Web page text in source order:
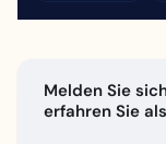
Melden Sie
erfahren Sie